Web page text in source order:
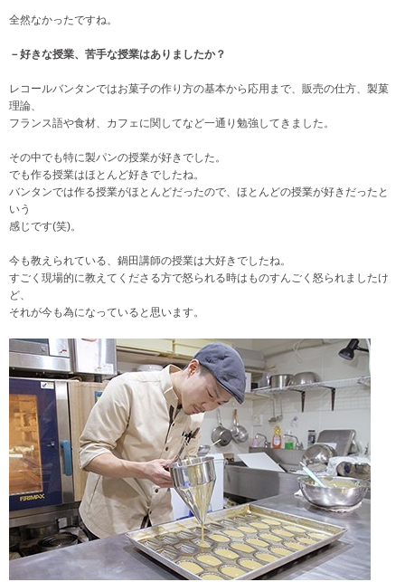
全然なかったですね。
－好きな授業、苦手な授業はありましたか？
レコールバンタンではお菓子の作り方の基本から応用まで、販売の仕方、製菓
理論、
フランス語や食材、カフェに関してなど一通り勉強してきました。
その中でも特に製パンの授業が好きでした。
でも作る授業はほとんど好きでしたね。
バンタンでは作る授業がほとんどだったので、ほとんどの授業が好きだったと
いう
感じです(笑)。
今も教えられている、鍋田講師の授業は大好きでしたね。
すごく現場的に教えてくださる方で怒られる時はものすんごく怒られましたけ
ど、
それが今も為になっていると思います。